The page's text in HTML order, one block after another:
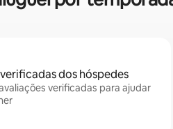
dos hóspedes
verificadas para ajudar